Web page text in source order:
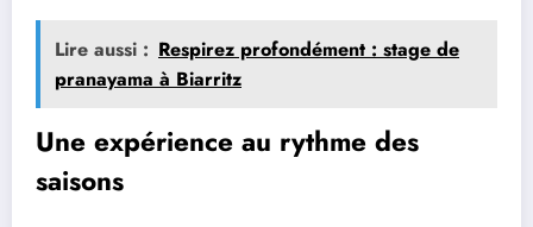
Lire aussi : Respirez profondément : stage de
pranayama à Biarritz
Une expérience au rythme des
saisons